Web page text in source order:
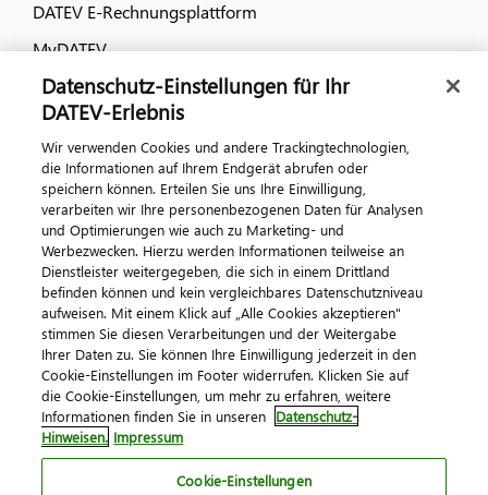
DATEV E-Rechnungsplattform
MyDATEV
Dialog & Medien
Veranstaltungen
DATEV magazin
DATEV-Community
DATEV-Newsletter
Kontaktieren Sie uns
Datenschutz-Einstellungen für Ihr
DATEV-Erlebnis
Wir verwenden Cookies und andere Trackingtechnologien,
die Informationen auf Ihrem Endgerät abrufen oder
speichern können. Erteilen Sie uns Ihre Einwilligung,
verarbeiten wir Ihre personenbezogenen Daten für Analysen
und Optimierungen wie auch zu Marketing- und
Werbezwecken. Hierzu werden Informationen teilweise an
Dienstleister weitergegeben, die sich in einem Drittland
befinden können und kein vergleichbares Datenschutzniveau
aufweisen. Mit einem Klick auf „Alle Cookies akzeptieren"
stimmen Sie diesen Verarbeitungen und der Weitergabe
Ihrer Daten zu. Sie können Ihre Einwilligung jederzeit in den
Cookie-Einstellungen im Footer widerrufen. Klicken Sie auf
die Cookie-Einstellungen, um mehr zu erfahren, weitere
Informationen finden Sie in unseren Datenschutz-
Hinweisen. Impressum
Cookie-Einstellungen